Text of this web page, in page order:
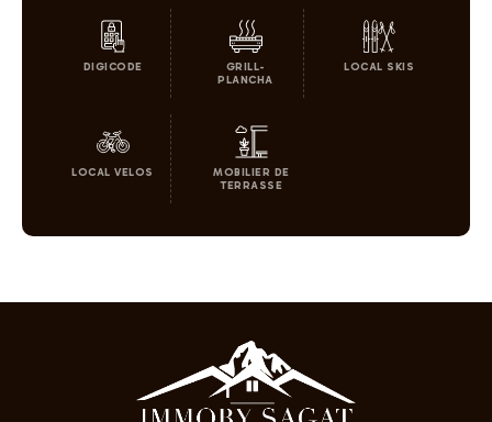
DIGICODE
GRILL-
PLANCHA
LOCAL SKIS
LOCAL VELOS
MOBILIER DE
TERRASSE